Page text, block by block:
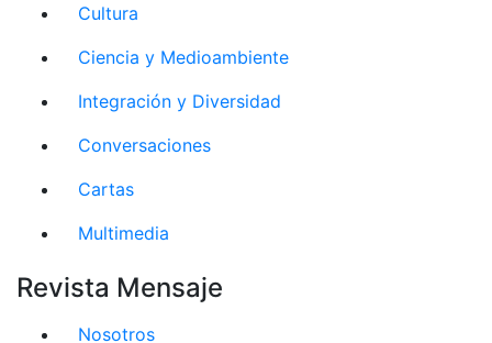
Cultura
Ciencia y Medioambiente
Integración y Diversidad
Conversaciones
Cartas
Multimedia
Revista Mensaje
Nosotros